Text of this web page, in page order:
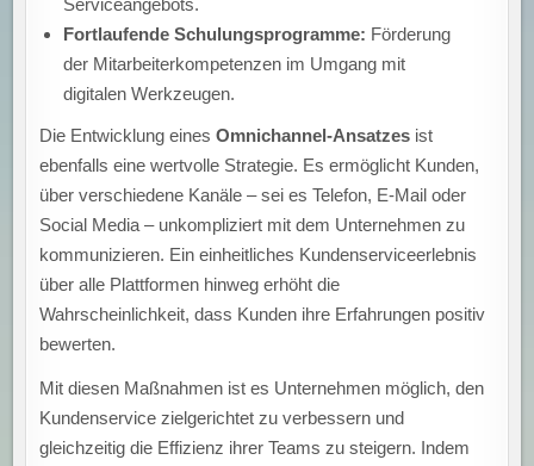
Serviceangebots.
Fortlaufende Schulungsprogramme: Förderung
der Mitarbeiterkompetenzen im Umgang mit
digitalen Werkzeugen.
Die Entwicklung einesOmnichannel-Ansatzes ist
ebenfalls eine wertvolle Strategie. Es ermöglicht Kunden,
über verschiedene Kanäle – sei es Telefon, E-Mail oder
Social Media – unkompliziert mit dem Unternehmen zu
kommunizieren. Ein einheitliches Kundenserviceerlebnis
über alle Plattformen hinweg erhöht die
Wahrscheinlichkeit, dass Kunden ihre Erfahrungen positiv
bewerten.
Mit diesen Maßnahmen ist es Unternehmen möglich, den
Kundenservice zielgerichtet zu verbessern und
gleichzeitig die Effizienz ihrer Teams zu steigern. Indem